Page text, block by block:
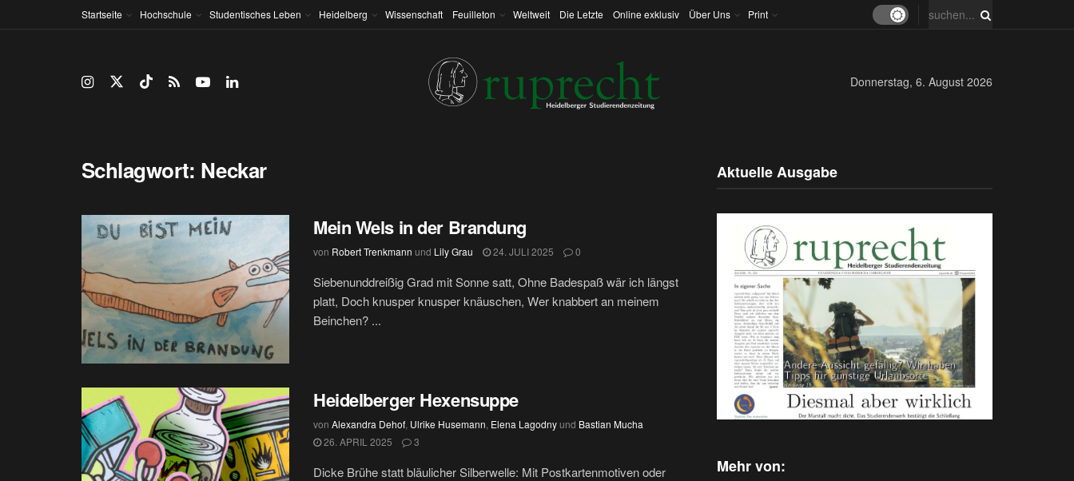
Startseite Hochschule Studentisches Leben Heidelberg Wissenschaft Feuilleton Weltweit Die Letzte Online exklusiv Über Uns Print
Donnerstag, 6. August 2026
Schlagwort: Neckar
Mein Wels in der Brandung
von Robert Trenkmann und Lily Grau 24. JULI 2025 0
Siebenunddreißig Grad mit Sonne satt, Ohne Badespaß wär ich längst
platt, Doch knusper knusper knäuschen, Wer knabbert an meinem
Beinchen? ...
Heidelberger Hexensuppe
von Alexandra Dehof, Ulrike Husemann, Elena Lagodnyund Bastian Mucha
26. APRIL 2025
3
Dicke Brühe statt bläulicher Silberwelle: Mit Postkartenmotiven oder
Aktuelle Ausgabe
Mehr von: